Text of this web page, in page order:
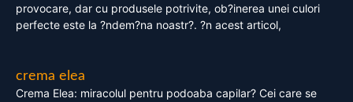
provocare, dar cu produsele potrivite, ob?inerea unei culori
perfecte este la ?ndem?na noastr?. ?n acest articol,
crema elea
Crema Elea: miracolul pentru podoaba capilar? Cei care se